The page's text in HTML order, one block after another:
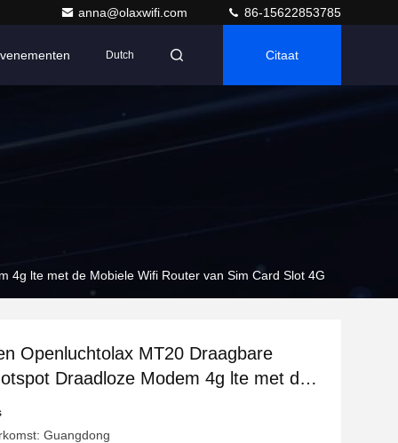
anna@olaxwifi.com 86-15622853785
Dutch Citaat
4g lte met de Mobiele Wifi Router van Sim Card Slot 4G
Openluchtolax MT20 Draagbare
Draadloze Modem 4g lte met de
Guangdong